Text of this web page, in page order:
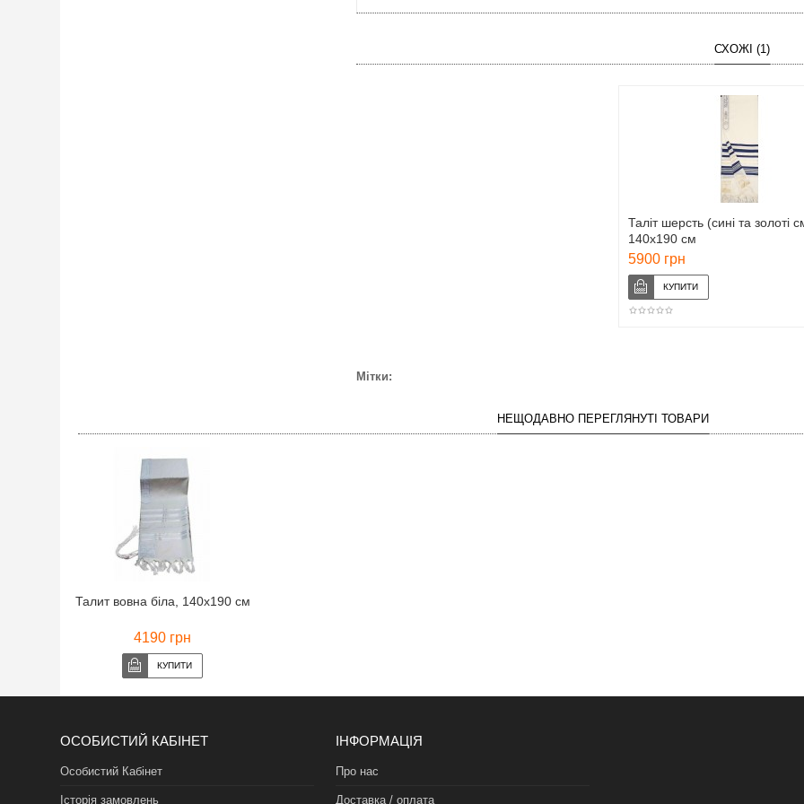
СХОЖІ (1)
Таліт шерсть (сині та золоті
140х190 см
5900 грн
Мітки:
НЕЩОДАВНО ПЕРЕГЛЯНУТІ ТОВАРИ
Талит вовна біла, 140х190 см
4190 грн
ОСОБИСТИЙ КАБІНЕТ
Особистий Кабінет
Історія замовлень
ІНФОРМАЦІЯ
Про нас
Доставка / оплата